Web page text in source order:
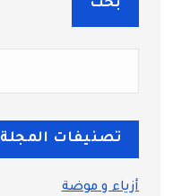
بحث
تصنيفات المجلة
أزياء و موضة